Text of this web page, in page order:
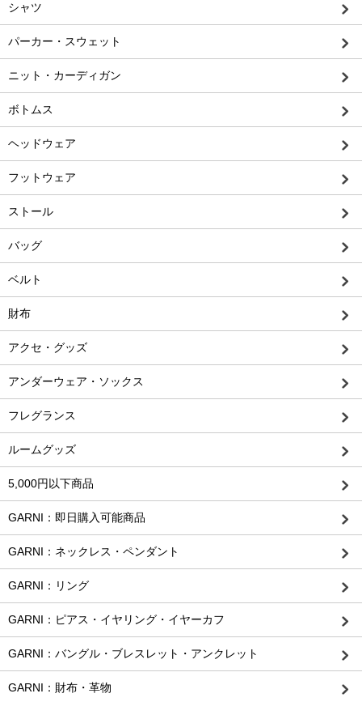
シャツ
パーカー・スウェット
ニット・カーディガン
ボトムス
ヘッドウェア
フットウェア
ストール
バッグ
ベルト
財布
アクセ・グッズ
アンダーウェア・ソックス
フレグランス
ルームグッズ
5,000円以下商品
GARNI：即日購入可能商品
GARNI：ネックレス・ペンダント
GARNI：リング
GARNI：ピアス・イヤリング・イヤーカフ
GARNI：バングル・ブレスレット・アンクレット
GARNI：財布・革物